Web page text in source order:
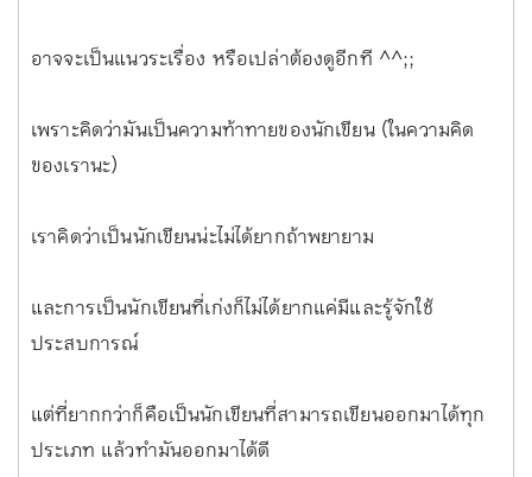
อาจจะเป็นแนวระเรื่อง หรือเปล่าต้องดูอีกที ^^;;
เพราะคิดว่ามันเป็นความท้าทายของนักเขียน (ในความคิด
ของเรานะ)
เราคิดว่าเป็นนักเขียนน่ะไม่ได้ยากถ้าพยายาม
และการเป็นนักเขียนที่เก่งก็ไม่ได้ยากแค่มีและรู้จักใช้
ประสบการณ์
แต่ที่ยากกว่าก็คือเป็นนักเขียนที่สามารถเขียนออกมาได้ทุก
ประเภท แล้วทำมันออกมาได้ดี